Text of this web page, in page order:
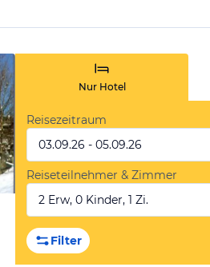
Nur Hotel
Reisezeitraum
03.09.26 - 05.09.26
Reiseteilnehmer & Zimmer
2 Erw, 0 Kinder, 1 Zi.
Filter